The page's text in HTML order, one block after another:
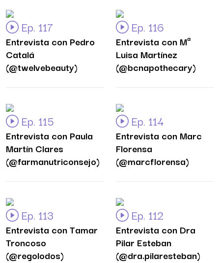
Ep. 117
Entrevista con Pedro
Catalá
(@twelvebeauty)
Ep. 116
Entrevista con Mª
Luisa Martínez
(@bcnapothecary)
Ep. 115
Entrevista con Paula
Martín Clares
(@farmanutriconsejo)
Ep. 114
Entrevista con Marc
Florensa
(@marcflorensa)
Ep. 113
Entrevista con Tamar
Troncoso
(@regolodos)
Ep. 112
Entrevista con Dra
Pilar Esteban
(@dra.pilaresteban)